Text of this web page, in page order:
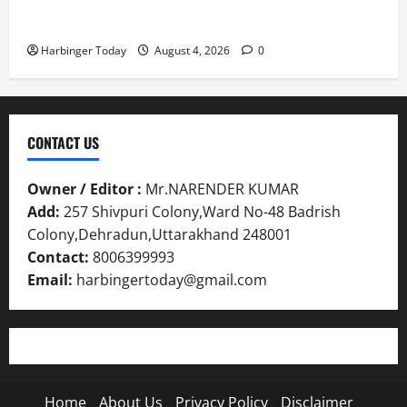
Harbinger Today August 4, 2026 0
CONTACT US
Owner / Editor : Mr.NARENDER KUMAR
Add: 257 Shivpuri Colony,Ward No-48 Badrish
Colony,Dehradun,Uttarakhand 248001
Contact: 8006399993
Email: harbingertoday@gmail.com
Home About Us Privacy Policy Disclaimer